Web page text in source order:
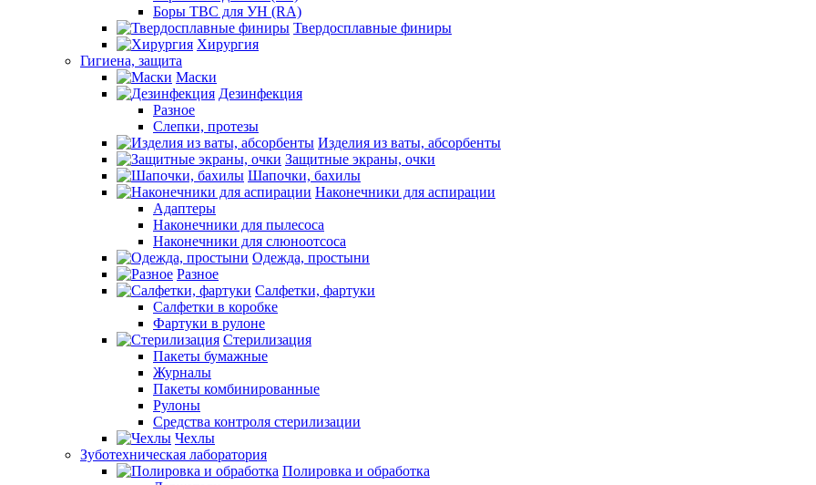
Боры ТВС для УН (RA)
Твердосплавные финиры
Хирургия
Гигиена, защита
Маски
Дезинфекция
Разное
Слепки, протезы
Изделия из ваты, абсорбенты
Защитные экраны, очки
Шапочки, бахилы
Наконечники для аспирации
Адаптеры
Наконечники для пылесоса
Наконечники для слюноотсоса
Одежда, простыни
Разное
Салфетки, фартуки
Салфетки в коробке
Фартуки в рулоне
Стерилизация
Пакеты бумажные
Журналы
Пакеты комбинированные
Рулоны
Средства контроля стерилизации
Чехлы
Зуботехническая лаборатория
Полировка и обработка